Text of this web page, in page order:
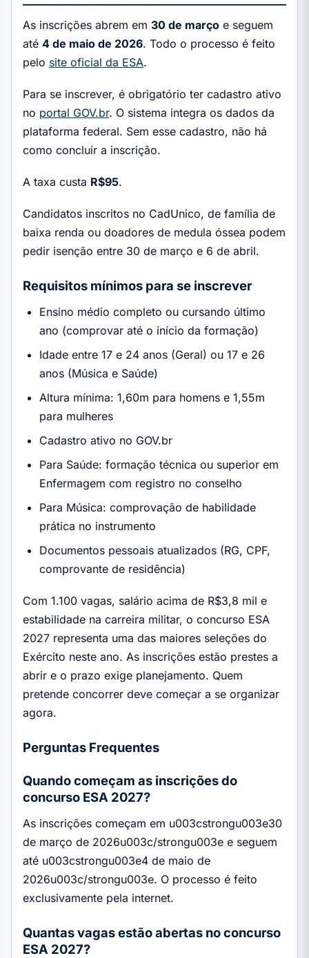
As inscrições abrem em 30 de março e seguem
até 4 de maio de 2026. Todo o processo é feito
pelo site oficial da ESA.
Para se inscrever, é obrigatório ter cadastro ativo
no portal GOV.br. O sistema integra os dados da
plataforma federal. Sem esse cadastro, não há
como concluir a inscrição.
A taxa custa R$95.
Candidatos inscritos no CadUnico, de família de
baixa renda ou doadores de medula óssea podem
pedir isenção entre 30 de março e 6 de abril.
Requisitos mínimos para se inscrever
Ensino médio completo ou cursando último
ano (comprovar até o início da formação)
Idade entre 17 e 24 anos (Geral) ou 17 e 26
anos (Música e Saúde)
Altura mínima: 1,60m para homens e 1,55m
para mulheres
Cadastro ativo no GOV.br
Para Saúde: formação técnica ou superior em
Enfermagem com registro no conselho
Para Música: comprovação de habilidade
prática no instrumento
Documentos pessoais atualizados (RG, CPF,
comprovante de residência)
Com 1.100 vagas, salário acima de R$3,8 mil e
estabilidade na carreira militar, o concurso ESA
2027 representa uma das maiores seleções do
Exército neste ano. As inscrições estão prestes a
abrir e o prazo exige planejamento. Quem
pretende concorrer deve começar a se organizar
agora.
Perguntas Frequentes
Quando começam as inscrições do
concurso ESA 2027?
As inscrições começam em u003cstrongu003e30
de março de 2026u003c/strongu003e e seguem
até u003cstrongu003e4 de maio de
2026u003c/strongu003e. O processo é feito
exclusivamente pela internet.
Quantas vagas estão abertas no concurso
ESA 2027?